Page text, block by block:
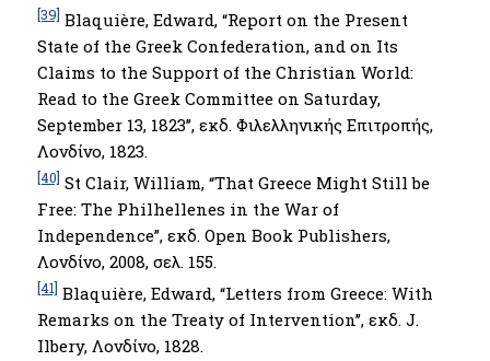
[39] Blaquière, Edward, “Report on the Present
State of the Greek Confederation, and on Its
Claims to the Support of the Christian World:
Read to the Greek Committee on Saturday,
September 13, 1823’’, εκδ. Φιλελληνικής Επιτροπής,
Λονδίνο, 1823.
[40] St Clair, William, “That Greece Might Still be
Free: The Philhellenes in the War of
Independence”, εκδ. Open Book Publishers,
Λονδίνο, 2008, σελ. 155.
[41] Blaquière, Edward, “Letters from Greece: With
Remarks on the Treaty of Intervention’’, εκδ. J.
Ilbery, Λονδίνο, 1828.